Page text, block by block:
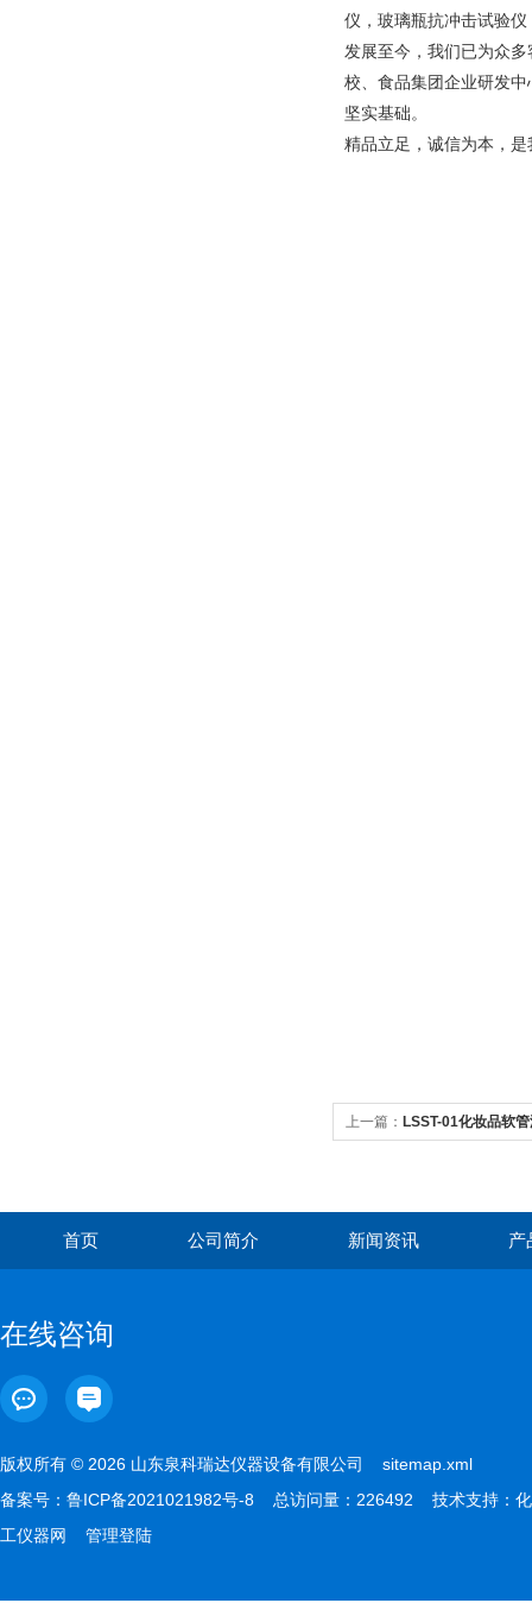
仪，玻璃瓶抗冲击试验
发展至今，我们已为众
校、食品集团企业研发
坚实基础。
精品立足，诚信为本，
上一篇： LSST-01化妆品软
首页 公司简介 新闻资讯 产
在线咨询
版权所有 © 2026 山东泉科瑞达仪器设备有限公司 sitemap.xml
备案号： 鲁ICP备2021021982号-8 总访问量：226492 技术支持： 化
工仪器网
管理登陆